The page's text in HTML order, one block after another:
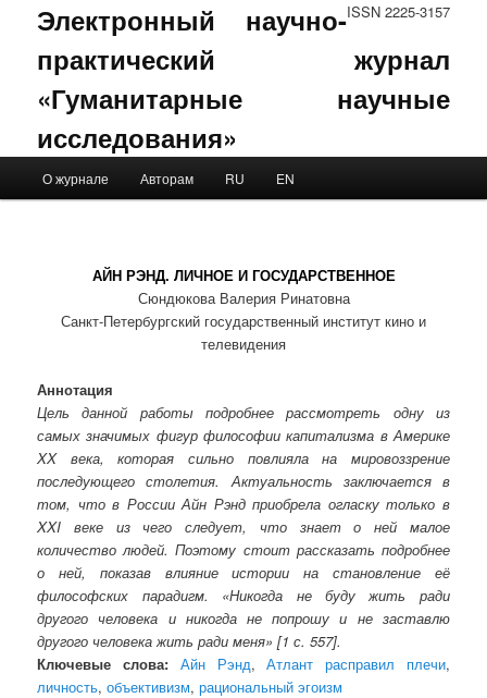
ISSN 2225-3157
Электронный научно-
практический журнал
«Гуманитарные научные
исследования»
Skip to primary content
Skip to secondary content
О журнале Авторам RU EN
АЙН РЭНД. ЛИЧНОЕ И ГОСУДАРСТВЕННОЕ
Сюндюкова Валерия Ринатовна
Санкт-Петербургский государственный институт кино и
телевидения
Аннотация
Цель данной работы подробнее рассмотреть одну из
самых значимых фигур философии капитализма в Америке
XX века, которая сильно повлияла на мировоззрение
последующего столетия. Актуальность заключается в
том, что в России Айн Рэнд приобрела огласку только в
XXI веке из чего следует, что знает о ней малое
количество людей. Поэтому стоит рассказать подробнее
о ней, показав влияние истории на становление её
философских парадигм. «Никогда не буду жить ради
другого человека и никогда не попрошу и не заставлю
другого человека жить ради меня» [1 с. 557].
Ключевые слова: Айн Рэнд,Атлант расправил плечи,
личность,объективизм,рациональный эгоизм